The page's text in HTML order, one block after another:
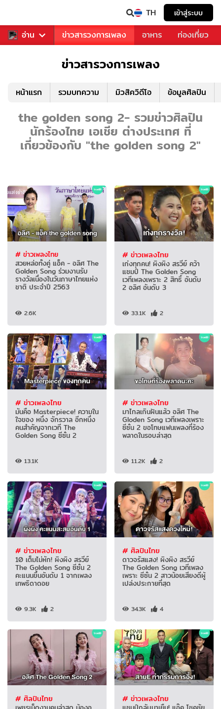
TH เข้าสู่ระบบ
อ่าน
ข่าวบันเทิง ข่าวสารวงการเพลง อาหาร ท่องเที่ยว
ข่าวสารวงการเพลง
หน้าแรก รวมบทความ มิวสิควิดีโอ ข้อมูลศิลปิน
the golden song 2- รวมข่าวศิลปิน
นักร้องไทย เอเชีย ต่างประเทศ ที่
เกี่ยวข้องกับ "the golden song 2"
# ข่าวเพลงไทย
สวยหล่อทั้งคู่ แอ็ค - อลิศ The
Golden Song ร่วมงานรับ
รางวัลเนื่องในวันภาษาไทยแห่ง
ชาติ ประจำปี 2563
2.6K
# ข่าวเพลงไทย
เก่งทุกคน! ผิงผิง สรวีย์ คว้า
แชมป์ The Golden Song
เวทีเพลงเพราะ 2 สิทธิ์ อันดับ
2 อลิศ อันดับ 3
33.1K 2
# ข่าวเพลงไทย
มันคือ Masterpiece! ความใน
ใจของ หนึ่ง จักรวาล อีกหนึ่ง
คนสำคัญจากเวที The
Golden Song ซีซั่น 2
13.1K
# ข่าวเพลงไทย
มาไกลเกินฝันแล้ว อลิศ The
Gloden Song เวทีเพลงเพราะ
ซีซั่น 2 ขอโทษแฟนเพลงที่ร้อง
พลาดในรอบล่าสุด
11.2K 2
# ข่าวเพลงไทย
10 เต็มไม่หัก! ผิงผิง สรวีย์
The Golden Song ซีซั่น 2
คะแนนขึ้นอันดับ 1 จากเพลง
เทพธิดาดอย
9.3K 2
# ศิลปินไทย
ดาวจรัสแสง! ผิงผิง สรวีย์
The Golden Song เวทีเพลง
เพราะ ซีซั่น 2 สาวน้อยเสียงดีผู้
เปล่งประกายที่สุด
34.3K 4
# ศิลปินไทย # ข่าวเพลงไทย